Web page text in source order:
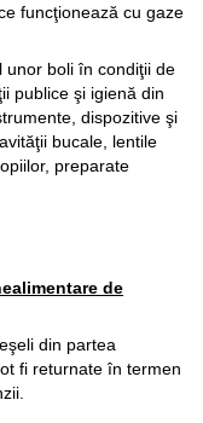
funcţionează cu gaze
unor boli în condiţii de
publice şi igienă din
dispozitive şi
bucale, lentile
preparate
de
din partea
fi returnate în termen